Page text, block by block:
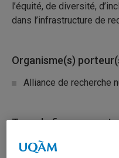
l’équité, de diversité,
dans l’infrastructure de
Organisme(s)
Alliance de recherche
Type de financement
Fonctionnement